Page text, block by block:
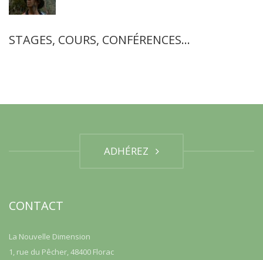
STAGES, COURS, CONFÉRENCES…
ADHÉREZ
CONTACT
La Nouvelle Dimension
1, rue du Pêcher, 48400 Florac